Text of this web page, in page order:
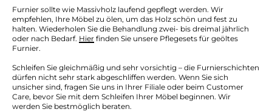
Furnier sollte wie Massivholz laufend gepflegt werden. Wir
empfehlen, Ihre Möbel zu ölen, um das Holz schön und fest zu
halten. Wiederholen Sie die Behandlung zwei- bis dreimal jährlich
oder nach Bedarf. Hier finden Sie unsere Pflegesets für geöltes
Furnier.
Schleifen Sie gleichmäßig und sehr vorsichtig – die Furnierschichten
dürfen nicht sehr stark abgeschliffen werden. Wenn Sie sich
unsicher sind, fragen Sie uns in Ihrer Filiale oder beim Customer
Care, bevor Sie mit dem Schleifen Ihrer Möbel beginnen. Wir
werden Sie bestmöglich beraten.